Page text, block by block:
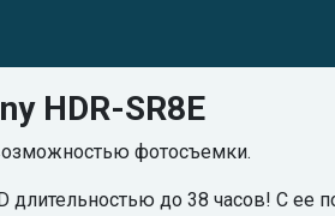
HDR-SR8E
фотосъемки.
длительностью до 38 часов! С ее